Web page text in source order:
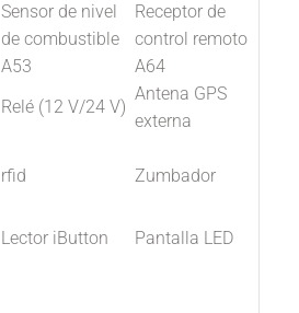
Sensor de nivel
de combustible
A53
Receptor de
control remoto
A64
Relé (12 V/24 V)
Antena GPS
externa
rfid Zumbador
Lector iButton
Pantalla LED